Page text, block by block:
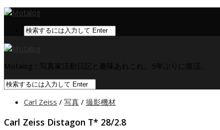
Motalog :: 写真家活動日記と趣味あれこれ。5年ぶりに復活。
Carl Zeiss / 写真 / 撮影機材
Carl Zeiss Distagon T* 28/2.8